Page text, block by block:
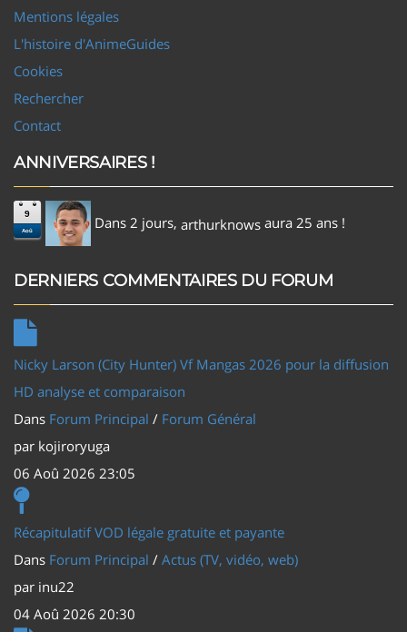
Mentions légales
L'histoire d'AnimeGuides
Cookies
Rechercher
Contact
ANNIVERSAIRES !
9
Aoû Dans 2 jours, arthurknows aura 25 ans !
DERNIERS COMMENTAIRES DU FORUM
Nicky Larson (City Hunter) Vf Mangas 2026 pour la diffusion
HD analyse et comparaison
Dans Forum Principal / Forum Général
par kojiroryuga
06 Aoû 2026 23:05
Récapitulatif VOD légale gratuite et payante
Dans Forum Principal / Actus (TV, vidéo, web)
par inu22
04 Aoû 2026 20:30